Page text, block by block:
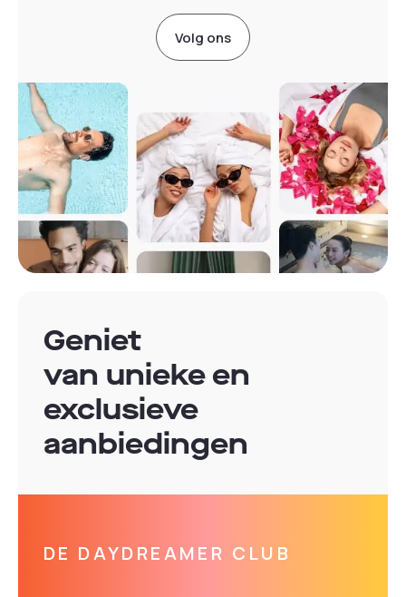
Volg ons
Geniet
van unieke en
exclusieve
aanbiedingen
DE DAYDREAMER CLUB